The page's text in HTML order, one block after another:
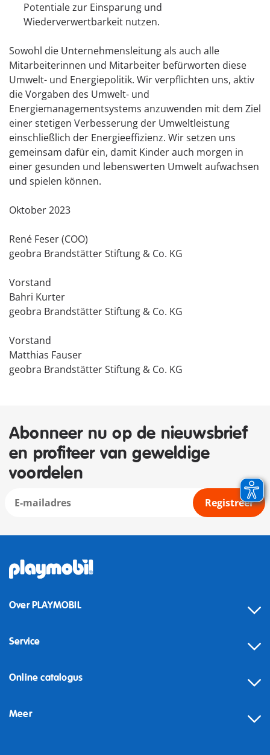
Potentiale zur Einsparung und
Wiederverwertbarkeit nutzen.
Sowohl die Unternehmensleitung als auch alle
Mitarbeiterinnen und Mitarbeiter befürworten diese
Umwelt- und Energiepolitik. Wir verpflichten uns, aktiv
die Vorgaben des Umwelt- und
Energiemanagementsystems anzuwenden mit dem Ziel
einer stetigen Verbesserung der Umweltleistung
einschließlich der Energieeffizienz. Wir setzen uns
gemeinsam dafür ein, damit Kinder auch morgen in
einer gesunden und lebenswerten Umwelt aufwachsen
und spielen können.
Oktober 2023
René Feser (COO)
geobra Brandstätter Stiftung & Co. KG
Vorstand
Bahri Kurter
geobra Brandstätter Stiftung & Co. KG
Vorstand
Matthias Fauser
geobra Brandstätter Stiftung & Co. KG
Abonneer nu op de nieuwsbrief
en profiteer van geweldige
voordelen
Registreer
Over PLAYMOBIL
Service
Online catalogus
Meer